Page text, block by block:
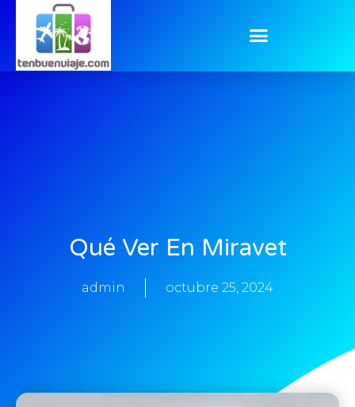
Qué Ver En Miravet
admin octubre 25, 2024